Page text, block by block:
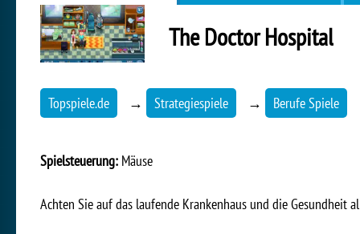
The Doctor Hospital
Topspiele.de → Strategiespiele → Berufe Spiele
Spielsteuerung: Mäuse
Achten Sie auf das laufende Krankenhaus und die Gesundheit